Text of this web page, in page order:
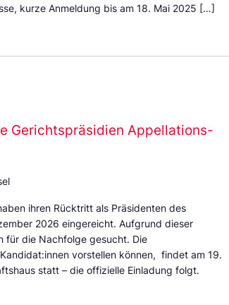
kurze Anmeldung bis am 18. Mai 2025 […]
Gerichtspräsidien Appellations-
ihren Rücktritt als Präsidenten des
2026 eingereicht. Aufgrund dieser
für die Nachfolge gesucht. Die
vorstellen können, findet am 19.
statt – die offizielle Einladung folgt.